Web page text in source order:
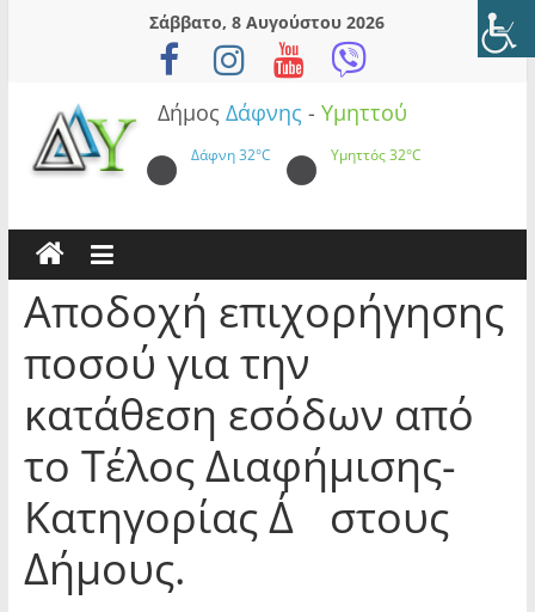
Σάββατο, 8 Αυγούστου 2026
Δήμος Δάφνης - Υμηττού
Δάφνη32°C Υμηττός32°C
Αποδοχή επιχορήγησης
ποσού για την
κατάθεση εσόδων από
το Τέλος Διαφήμισης-
Κατηγορίας Δ΄ στους
Δήμους.